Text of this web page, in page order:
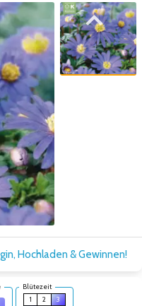
Zum vorigen Bild
Zum nächsten Bild
Hochladen & Gewinnen!
Blütezeit
1
2
3